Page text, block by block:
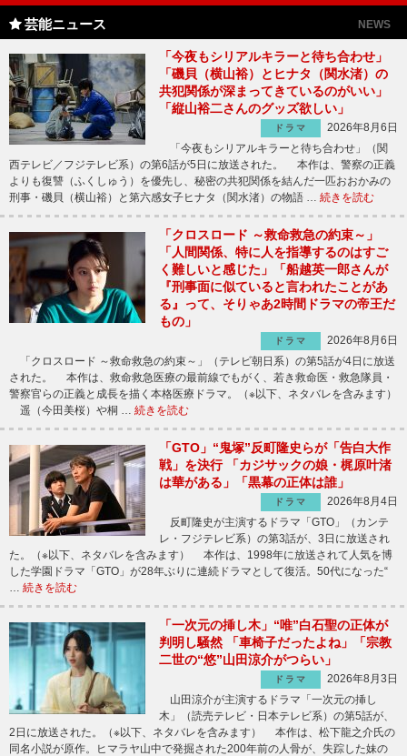
芸能ニュース NEWS
「今夜もシリアルキラーと待ち合わせ」
「磯貝（横山裕）とヒナタ（関水渚）の
共犯関係が深まってきているのがいい」
「縦山裕二さんのグッズ欲しい」
ドラマ
2026年8月6日
「今夜もシリアルキラーと待ち合わせ」（関
西テレビ／フジテレビ系）の第6話が5日に放送された。 本作は、警察の正義
よりも復讐（ふくしゅう）を優先し、秘密の共犯関係を結んだ一匹おおかみの
刑事・磯貝（横山裕）と第六感女子ヒナタ（関水渚）の物語 … 続きを読む
「クロスロード ～救命救急の約束～」
「人間関係、特に人を指導するのはすご
く難しいと感じた」「船越英一郎さんが
『刑事面に似ていると言われたことがあ
る』って、そりゃあ2時間ドラマの帝王だ
もの」
ドラマ
2026年8月6日
「クロスロード ～救命救急の約束～」（テレビ朝日系）の第5話が4日に放送
された。 本作は、救命救急医療の最前線でもがく、若き救命医・救急隊員・
警察官らの正義と成長を描く本格医療ドラマ。（※以下、ネタバレを含みます）
遥（今田美桜）や桐 … 続きを読む
「GTO」“鬼塚”反町隆史らが「告白大作
戦」を決行 「カジサックの娘・梶原叶渚
は華がある」「黒幕の正体は誰」
ドラマ
2026年8月4日
反町隆史が主演するドラマ「GTO」（カンテ
レ・フジテレビ系）の第3話が、3日に放送され
た。（※以下、ネタバレを含みます） 本作は、1998年に放送されて人気を博
した学園ドラマ「GTO」が28年ぶりに連続ドラマとして復活。50代になった“
… 続きを読む
「一次元の挿し木」“唯”白石聖の正体が
判明し騒然 「車椅子だったよね」「宗教
二世の“悠”山田涼介がつらい」
ドラマ
2026年8月3日
山田涼介が主演するドラマ「一次元の挿し
木」（読売テレビ・日本テレビ系）の第5話が、
2日に放送された。（※以下、ネタバレを含みます） 本作は、松下龍之介氏の
同名小説が原作。ヒマラヤ山中で発掘された200年前の人骨が、失踪した妹の